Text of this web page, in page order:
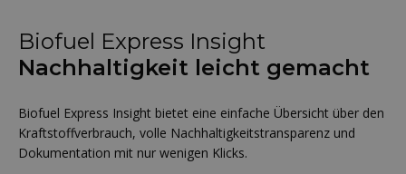
Biofuel Express Insight
Nachhaltigkeit leicht gemacht
Biofuel Express Insight bietet eine einfache Übersicht über den
Kraftstoffverbrauch, volle Nachhaltigkeitstransparenz und
Dokumentation mit nur wenigen Klicks.